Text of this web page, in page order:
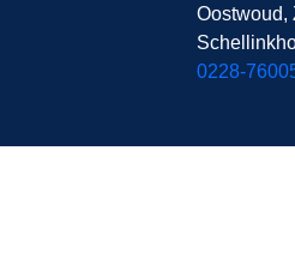
Oostwoud,
0228-